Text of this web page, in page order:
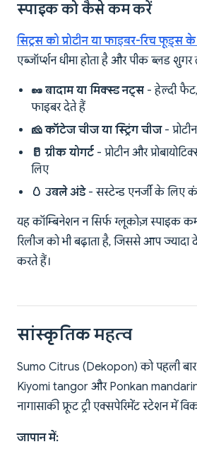
स्पाइक को कैसे कम करें
सिट्रस को प्रोटीन या फाइबर-रिच फूड्स
एब्जॉर्प्शन धीमा होता है और पीक ब्लड
🥜 बादाम या मिक्स्ड नट्स - हेल्दी फैट,
फाइबर देते हैं
🧀 कॉटेज चीज या स्ट्रिंग चीज-
🥛 ग्रीक योगर्ट - प्रोटीन और
लिए
🥚 उबले अंडे- सस्टेन्ड एनर्जी के लिए
यह कॉम्बिनेशन न सिर्फ ग्लूकोज़ स्पाइक
रिलीज को भी बढ़ाता है, जिससे आप
करते हैं।
सांस्कृतिक महत्व
Sumo Citrus (Dekopon) को पहली
Kiyomi tangor और Ponkan
नागासाकी फ्रूट ट्री एक्सपेरिमेंट स्टेशन में
जापान में: